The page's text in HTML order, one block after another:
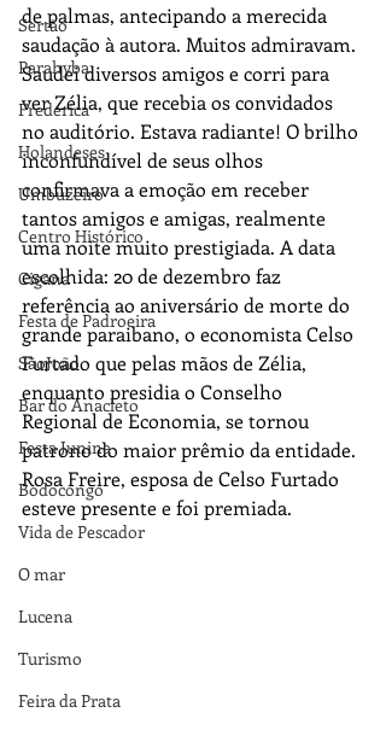
Sertão
Parahyba
Frederica
Holandeses
Umbuzeiro
Centro Histórico
Cigana
Festa de Padroeira
SãoJoão
Bar do Anacleto
Festa Junina
Bodocongó
Vida de Pescador
O mar
Lucena
Turismo
Feira da Prata
de palmas, antecipando a merecida
saudação à autora. Muitos admiravam.
Saudei diversos amigos e corri para
ver Zélia, que recebia os convidados
no auditório. Estava radiante! O brilho
inconfundível de seus olhos
confirmava a emoção em receber
tantos amigos e amigas, realmente
uma noite muito prestigiada. A data
escolhida: 20 de dezembro faz
referência ao aniversário de morte do
grande paraibano, o economista Celso
Furtado que pelas mãos de Zélia,
enquanto presidia o Conselho
Regional de Economia, se tornou
patrono do maior prêmio da entidade.
Rosa Freire, esposa de Celso Furtado
esteve presente e foi premiada.